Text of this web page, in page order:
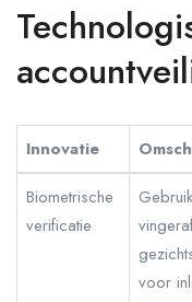
Innovatie
Biometrische
verificatie
voor